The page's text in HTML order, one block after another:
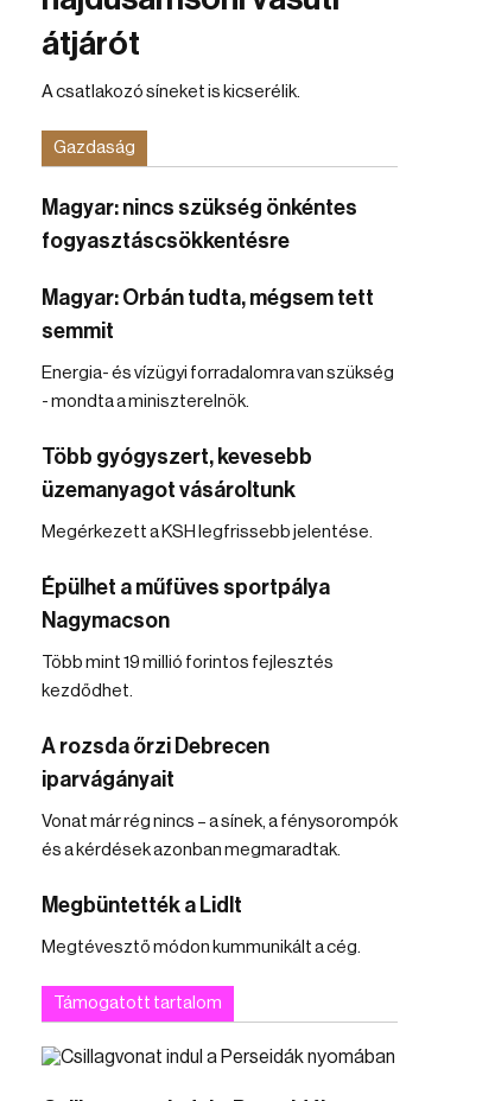
átjárót
A csatlakozó síneket is kicserélik.
Gazdaság
Magyar: nincs szükség önkéntes
fogyasztáscsökkentésre
Magyar: Orbán tudta, mégsem tett
semmit
Energia- és vízügyi forradalomra van szükség
- mondta a miniszterelnök.
Több gyógyszert, kevesebb
üzemanyagot vásároltunk
Megérkezett a KSH legfrissebb jelentése.
Épülhet a műfüves sportpálya
Nagymacson
Több mint 19 millió forintos fejlesztés
kezdődhet.
A rozsda őrzi Debrecen
iparvágányait
Vonat már rég nincs – a sínek, a fénysorompók
és a kérdések azonban megmaradtak.
Megbüntették a Lidlt
Megtévesztő módon kummunikált a cég.
Támogatott tartalom